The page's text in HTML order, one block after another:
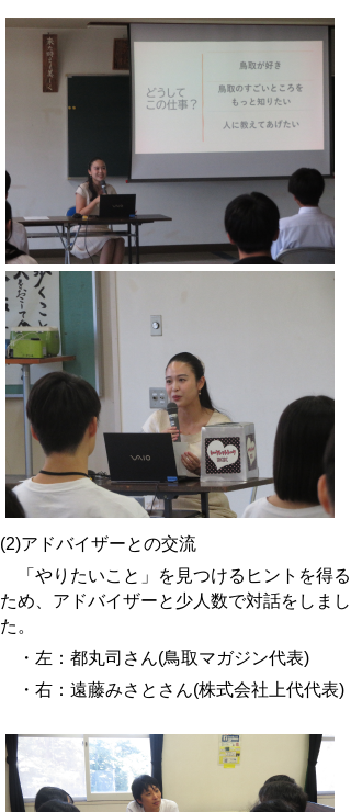
(2)アドバイザーとの交流
「やりたいこと」を見つけるヒントを得る
ため、アドバイザーと少人数で対話をしまし
た。
・左：都丸司さん(鳥取マガジン代表)
・右：遠藤みさとさん(株式会社上代代表)